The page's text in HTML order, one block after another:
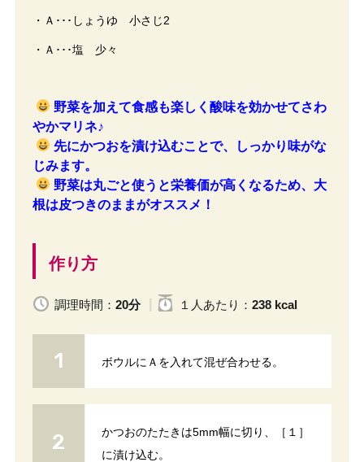
・Ａ･･･しょうゆ 小さじ2
・Ａ･･･塩 少々
野菜を加えて食感も楽しく酸味を効かせてさわ
やかマリネ♪
先にかつおを漬け込むことで、しっかり味がな
じみます。
野菜は丸ごと使うと栄養価が高くなるため、大
根は皮つきのままがオススメ！
作り方
調理時間： 20分 １人 あたり ： 238 kcal
ボウルにＡを入れて混ぜ合わせる。
かつおのたたきは5mm幅に切り、［１］
に漬け込む。